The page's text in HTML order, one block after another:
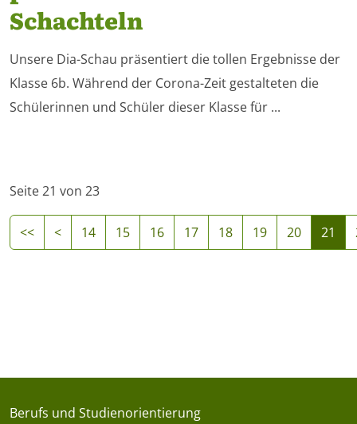
Schachteln
Unsere Dia-Schau präsentiert die tollen Ergebnisse der
Klasse 6b. Während der Corona-Zeit gestalteten die
Schülerinnen und Schüler dieser Klasse für ...
Seite 21 von 23
14 15 16 17 18 19 20 21
Berufs und Studienorientierung